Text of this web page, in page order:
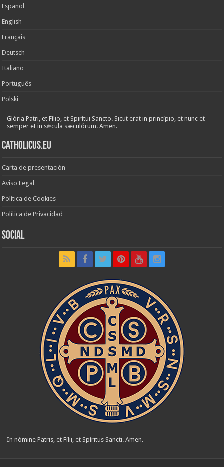
Español
English
Français
Deutsch
Italiano
Português
Polski
Glória Patri, et Fílio, et Spirítui Sancto. Sicut erat in princípio, et nunc et
semper et in sǽcula sæculórum. Amen.
Catholicus.eu
Carta de presentación
Aviso Legal
Política de Cookies
Política de Privacidad
Social
In nómine Patris, et Fílii, et Spíritus Sancti. Amen.